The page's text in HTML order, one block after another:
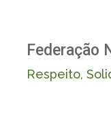
Federação
Respeito,